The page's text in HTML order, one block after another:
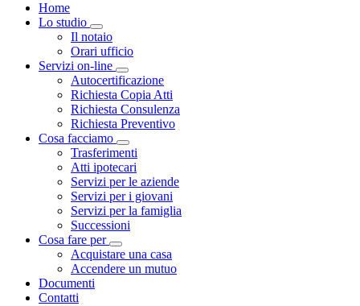
Home
Lo studio
Visualizza menù di secondo livello
Il notaio
Orari ufficio
Servizi on-line
Visualizza menù di secondo livello
Autocertificazione
Richiesta Copia Atti
Richiesta Consulenza
Richiesta Preventivo
Cosa facciamo
Visualizza menù di secondo livello
Trasferimenti
Atti ipotecari
Servizi per le aziende
Servizi per i giovani
Servizi per la famiglia
Successioni
Cosa fare per
Visualizza menù di secondo livello
Acquistare una casa
Accendere un mutuo
Documenti
Contatti